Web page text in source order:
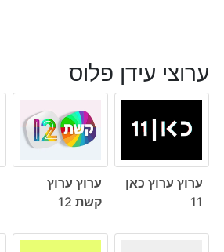
ערוצי עידן פלוס
ערוץ ערוץ כאן
11
ערוץ ערוץ
קשת 12